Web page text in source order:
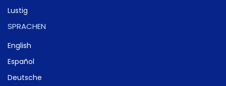
Lustig
SPRACHEN
English
Español
Deutsche